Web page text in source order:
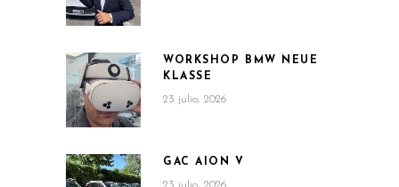
WORKSHOP BMW NEUE
KLASSE
23 julio, 2026
GAC AION V
23 julio, 2026